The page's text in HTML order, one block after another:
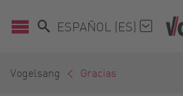
ESPAÑOL (ES)
Vogelsang Gracias